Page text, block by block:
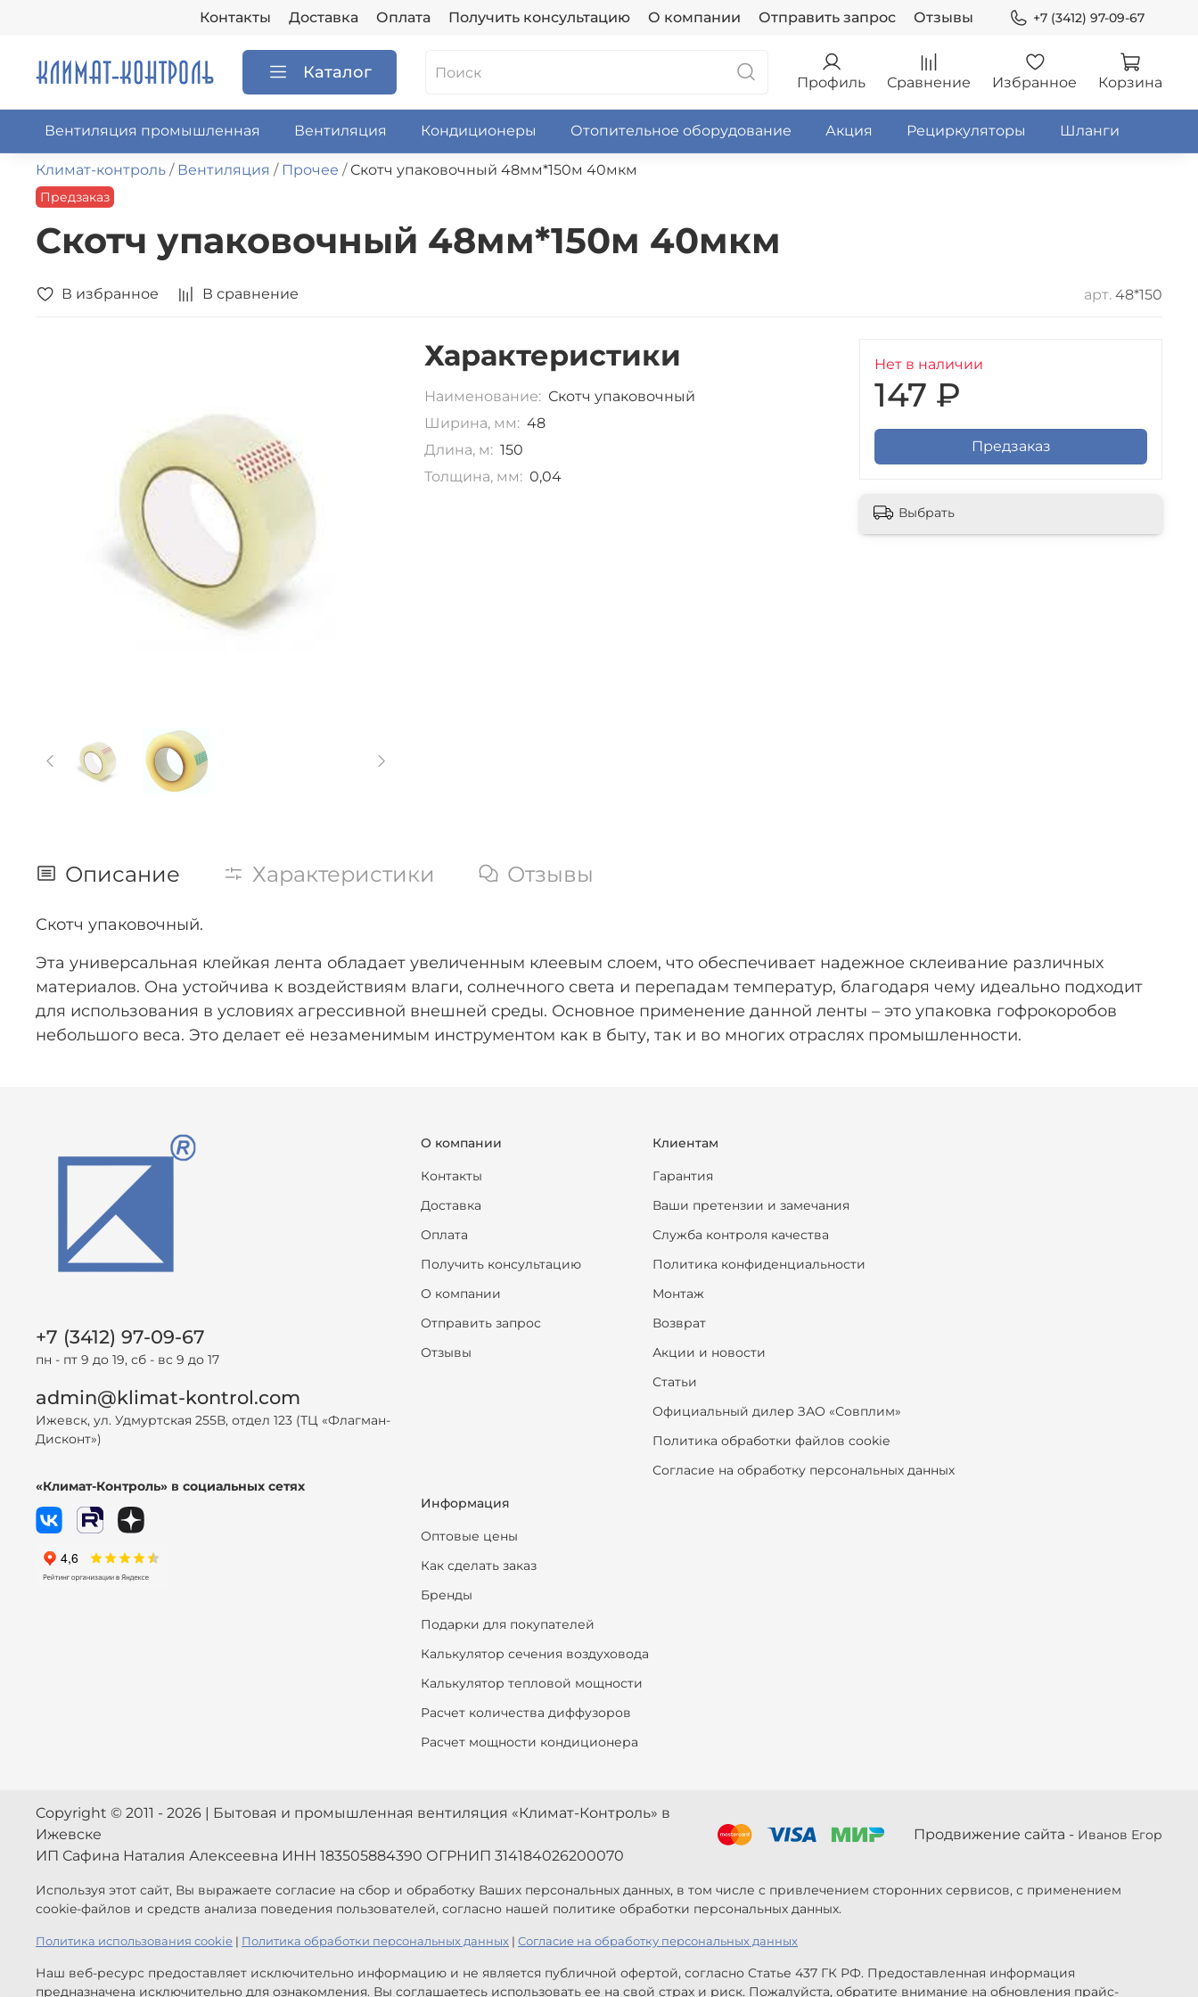
Контакты Доставка Оплата Получить консультацию О компании Отправить запрос Отзывы +7 (3412) 97-09-67
Каталог Профиль Сравнение Избранное Корзина
Вентиляция промышленная Вентиляция Кондиционеры Отопительное оборудование Акция Рециркуляторы Шланги
Климат-контроль Вентиляция Прочее Скотч упаковочный 48мм*150м 40мкм
Предзаказ
Скотч упаковочный 48мм*150м 40мкм
В избранное В сравнение арт. 48*150
Характеристики
Наименование: Скотч упаковочный
Ширина, мм: 48
Длина, м: 150
Толщина, мм: 0,04
Нет в наличии
147 ₽
Предзаказ
Выбрать
Описание Характеристики Отзывы
Скотч упаковочный.
Эта универсальная клейкая лента обладает увеличенным клеевым слоем, что обеспечивает надежное склеивание различных
материалов. Она устойчива к воздействиям влаги, солнечного света и перепадам температур, благодаря чему идеально подходит
для использования в условиях агрессивной внешней среды. Основное применение данной ленты – это упаковка гофрокоробов
небольшого веса. Это делает её незаменимым инструментом как в быту, так и во многих отраслях промышленности.
О компании
Контакты
Доставка
Оплата
Получить консультацию
О компании
Отправить запрос
Отзывы
Клиентам
Гарантия
Ваши претензии и замечания
Служба контроля качества
Политика конфиденциальности
Монтаж
Возврат
Акции и новости
Статьи
Официальный дилер ЗАО «Совплим»
Политика обработки файлов cookie
Согласие на обработку персональных данных
Информация
Оптовые цены
Как сделать заказ
Бренды
Подарки для покупателей
Калькулятор сечения воздуховода
Калькулятор тепловой мощности
Расчет количества диффузоров
Расчет мощности кондиционера
+7 (3412) 97-09-67
пн - пт 9 до 19, сб - вс 9 до 17
admin@klimat-kontrol.com
Ижевск, ул. Удмуртская 255В, отдел 123 (ТЦ «Флагман-
Дисконт»)
«Климат-Контроль» в социальных сетях
Copyright © 2011 - 2026 | Бытовая и промышленная вентиляция «Климат-Контроль» в
Ижевске
ИП Сафина Наталия Алексеевна ИНН 183505884390 ОГРНИП 314184026200070
Продвижение сайта - Иванов Егор
Используя этот сайт, Вы выражаете согласие на сбор и обработку Ваших персональных данных, в том числе с привлечением сторонних сервисов, с применением
cookie-файлов и средств анализа поведения пользователей, согласно нашей политике обработки персональных данных.
Политика использования cookie | Политика обработки персональных данных | Согласие на обработку персональных данных
Наш веб-ресурс предоставляет исключительно информацию и не является публичной офертой, согласно Статье 437 ГК РФ. Предоставленная информация
предназначена исключительно для ознакомления. Вы соглашаетесь использовать ее на свой страх и риск. Пожалуйста, обратите внимание на обновления прайс-